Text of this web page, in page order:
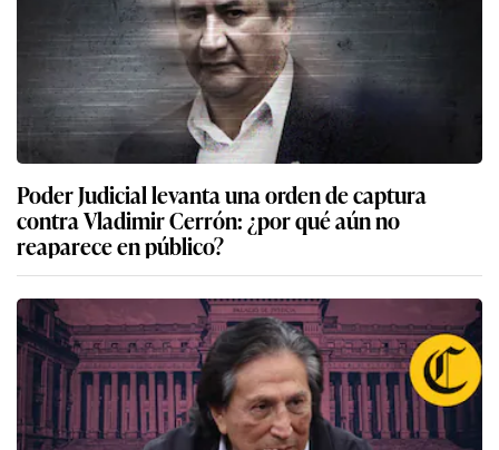
Poder Judicial levanta una orden de captura
contra Vladimir Cerrón: ¿por qué aún no
reaparece en público?